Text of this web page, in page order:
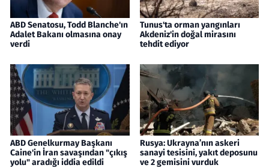
ABD Senatosu, Todd Blanche'ın
Adalet Bakanı olmasına onay
verdi
Tunus'ta orman yangınları
Akdeniz'in doğal mirasını
tehdit ediyor
ABD Genelkurmay Başkanı
Caine'in İran savaşından "çıkış
yolu" aradığı iddia edildi
Rusya: Ukrayna’nın askeri
sanayi tesisini, yakıt deposunu
ve 2 gemisini vurduk